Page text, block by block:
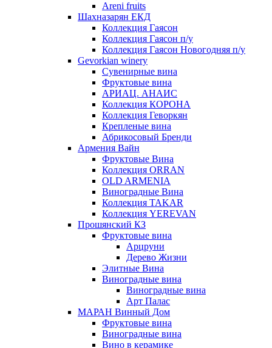
Areni fruits
Шахназарян ЕКД
Коллекция Гаясон
Коллекция Гаясон п/у
Коллекция Гаясон Новогодняя п/у
Gevorkian winery
Сувенирные вина
Фруктовые вина
АРИАЦ. АНАИС
Коллекция КОРОНА
Коллекция Геворкян
Крепленые вина
Абрикосовый Бренди
Армения Вайн
Фруктовые Вина
Коллекция ORRAN
OLD ARMENIA
Виноградные Вина
Коллекция TAKAR
Коллекция YEREVAN
Прошянский КЗ
Фруктовые вина
Арцруни
Дерево Жизни
Элитные Вина
Виноградные вина
Виноградные вина
Арт Палас
МАРАН Винный Дом
Фруктовые вина
Виноградные вина
Вино в керамике